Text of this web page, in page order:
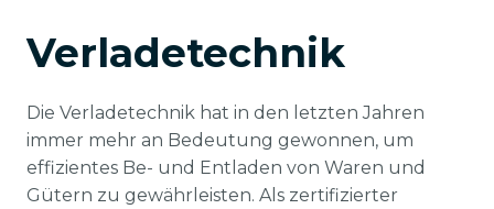
Verladetechnik
Die Verladetechnik hat in den letzten Jahren
immer mehr an Bedeutung gewonnen, um
effizientes Be- und Entladen von Waren und
Gütern zu gewährleisten. Als zertifizierter